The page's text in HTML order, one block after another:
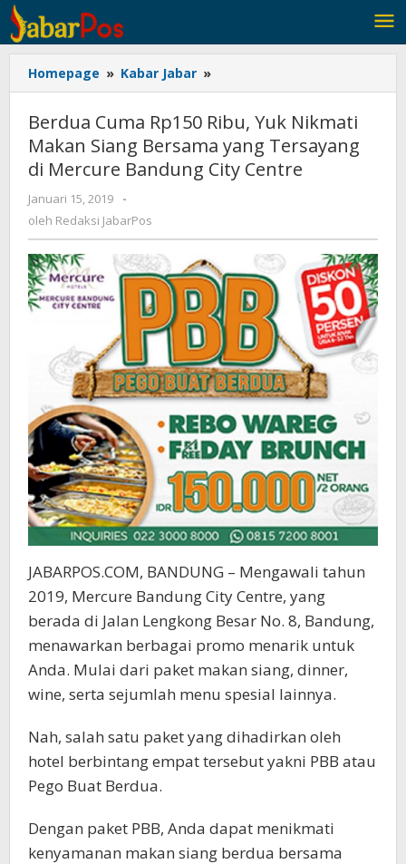
Lewati
ke
konten
Homepage » Kabar Jabar »
Cuma
Rp150
Ribu,
Yuk
Nikmati
yang
Tersayang
di
Mercure
Bandung
City
Centre
Berdua Cuma Rp150 Ribu, Yuk Nikmati
Makan Siang Bersama yang Tersayang
di Mercure Bandung City Centre
Januari 15, 2019
oleh
Redaksi
-
oleh Redaksi JabarPos
JABARPOS.COM, BANDUNG – Mengawali tahun
2019, Mercure Bandung City Centre, yang
berada di Jalan Lengkong Besar No. 8, Bandung,
menawarkan berbagai promo menarik untuk
Anda. Mulai dari paket makan siang, dinner,
wine, serta sejumlah menu spesial lainnya.
Nah, salah satu paket yang dihadirkan oleh
hotel berbintang empat tersebut yakni PBB atau
Pego Buat Berdua.
Dengan paket PBB, Anda dapat menikmati
kenyamanan makan siang berdua bersama